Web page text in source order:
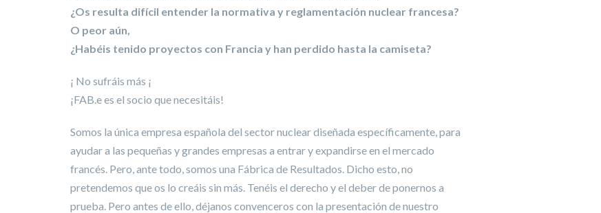
¿Os resulta difícil entender la normativa y reglamentación nuclear francesa?
O peor aún,
¿Habéis tenido proyectos con Francia y han perdido hasta la camiseta?
¡ No sufráis más ¡
¡FAB.e es el socio que necesitáis!
Somos la única empresa española del sector nuclear diseñada específicamente, para
ayudar a las pequeñas y grandes empresas a entrar y expandirse en el mercado
francés. Pero, ante todo, somos una Fábrica de Resultados. Dicho esto, no
pretendemos que os lo creáis sin más. Tenéis el derecho y el deber de ponernos a
prueba. Pero antes de ello, déjanos convenceros con la presentación de nuestro